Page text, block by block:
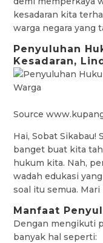
kesadaran kita
warga negara yang
Penyuluhan
Kesadaran,
Source
Hai, Sobat Sikabau!
banget buat kita
hukum kita. Nah,
wadah edukasi
soal itu semua.
Manfaat
Dengan mengikuti
banyak hal seperti: